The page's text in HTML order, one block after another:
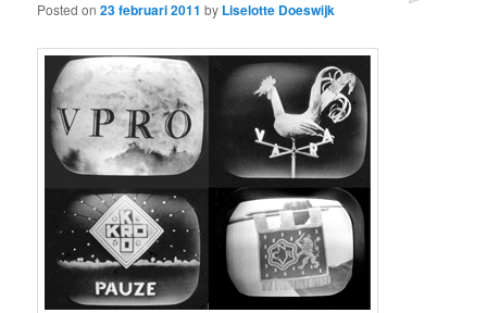
Posted on23 februari 2011 by Liselotte Doeswijk